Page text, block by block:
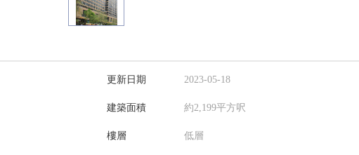
更新日期 2023-05-18
建築面積 約2,199平方呎
樓層 低層